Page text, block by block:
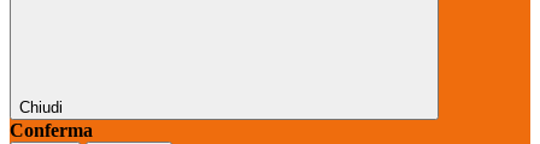
Chiudi
Conferma